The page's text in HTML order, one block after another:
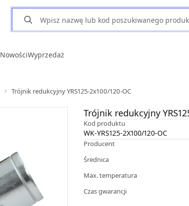
NowościWyprzedaż
Trójnik redukcyjny YRS125-2x100/120-OC
Trójnik redukcyjny
Kod produktu
WK-YRS125-2X100/120-OC
Producent
Średnica
Max. temperatura
Czas gwarancji